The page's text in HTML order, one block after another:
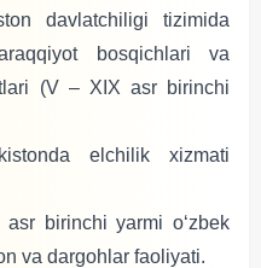
davlatchiligi tizimida
bosqichlari va
(V – XIX asr birinchi
elchilik xizmati
birinchi yarmi oʻzbek
va dargohlar faoliyati.